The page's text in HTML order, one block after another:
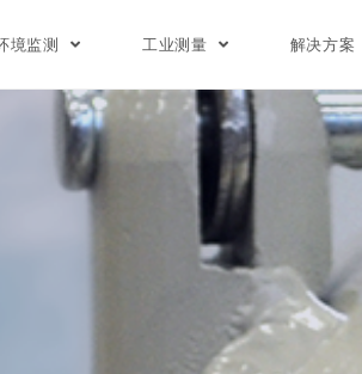
境监测 工业测量 解决方案